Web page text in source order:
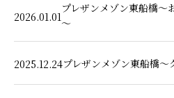
2026.01.01
プレザンメゾン東船橋～
～
2025.12.24プレザンメゾン東船橋～